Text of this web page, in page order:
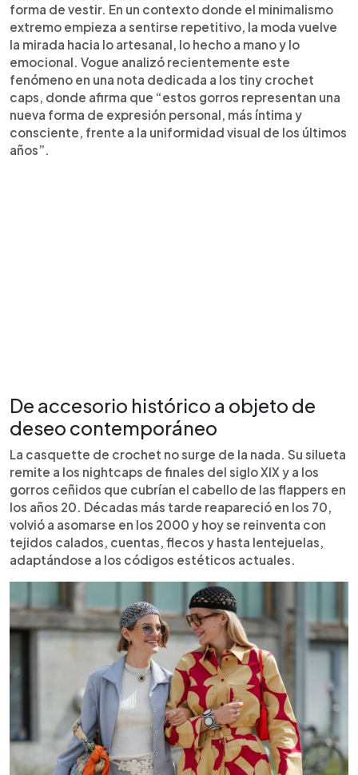
forma de vestir. En un contexto donde el minimalismo
extremo empieza a sentirse repetitivo, la moda vuelve
la mirada hacia lo artesanal, lo hecho a mano y lo
emocional. Vogue analizó recientemente este
fenómeno en una nota dedicada a los tiny crochet
caps, donde afirma que “estos gorros representan una
nueva forma de expresión personal, más íntima y
consciente, frente a la uniformidad visual de los últimos
años”.
De accesorio histórico a objeto de
deseo contemporáneo
La casquette de crochet no surge de la nada. Su silueta
remite a los nightcaps de finales del siglo XIX y a los
gorros ceñidos que cubrían el cabello de las flappers en
los años 20. Décadas más tarde reapareció en los 70,
volvió a asomarse en los 2000 y hoy se reinventa con
tejidos calados, cuentas, flecos y hasta lentejuelas,
adaptándose a los códigos estéticos actuales.